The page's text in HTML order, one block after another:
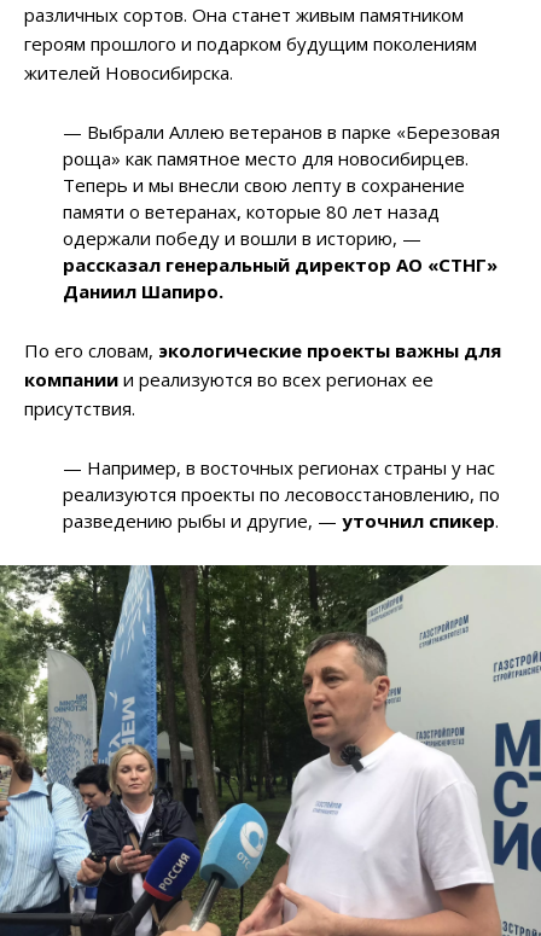
различных сортов. Она станет живым памятником
героям прошлого и подарком будущим поколениям
жителей Новосибирска.
— Выбрали Аллею ветеранов в парке «Березовая
роща» как памятное место для новосибирцев.
Теперь и мы внесли свою лепту в сохранение
памяти о ветеранах, которые 80 лет назад
одержали победу и вошли в историю, —
рассказал генеральный директор АО «СТНГ»
Даниил Шапиро.
По его словам, экологические проекты важны для
компании и реализуются во всех регионах ее
присутствия.
— Например, в восточных регионах страны у нас
реализуются проекты по лесовосстановлению, по
разведению рыбы и другие, —уточнил спикер.